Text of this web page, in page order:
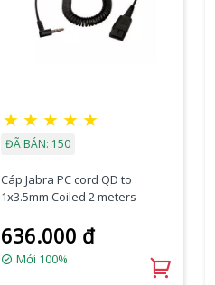
★ ★ ★ ★ ★
ĐÃ BÁN: 150
Cáp Jabra PC cord QD to
1x3.5mm Coiled 2 meters
636.000 đ
Mới 100%